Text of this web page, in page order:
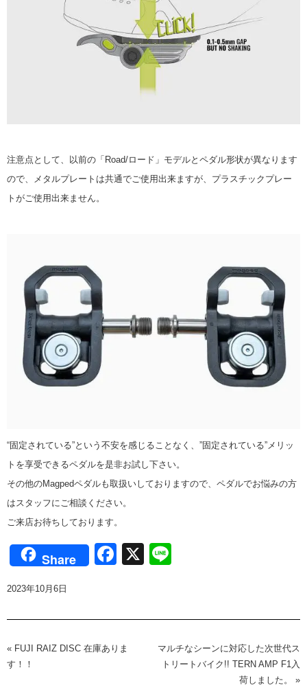
注意点として、以前の「Road/ロード」モデルとペダル形状が異なります
ので、メタルプレートは共通でご使用出来ますが、プラスチックプレー
トがご使用出来ません。
“固定されている”という不安を感じることなく、”固定されている”メリッ
トを享受できるペダルを是非お試し下さい。
​その他のMagpedペダルも取扱いしておりますので、ペダルでお悩みの方
はスタッフにご相談ください。
ご来店お待ちしております。
Share Facebook
X
2023年10月6日
« FUJI RAIZ DISC 在庫ありま
す！！
マルチなシーンに対応した次世代ス
トリートバイク!! TERN AMP F1入
荷しました。
»